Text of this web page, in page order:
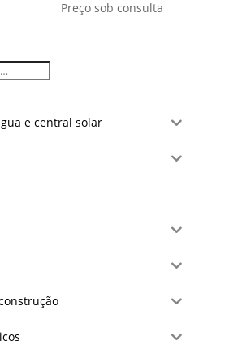
Preço sob consulta
e central solar